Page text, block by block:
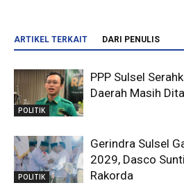
ARTIKEL TERKAIT DARI PENULIS
POLITIK
PPP Sulsel
Daerah Masih
POLITIK
Gerindra Sulsel
2029, Dasco
Rakorda